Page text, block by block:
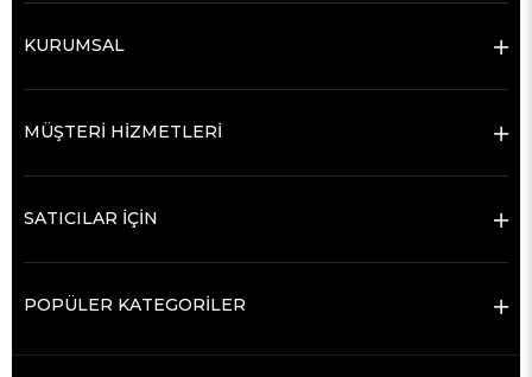
KURUMSAL
MÜŞTERİ HİZMETLERİ
SATICILAR İÇİN
POPÜLER KATEGORİLER